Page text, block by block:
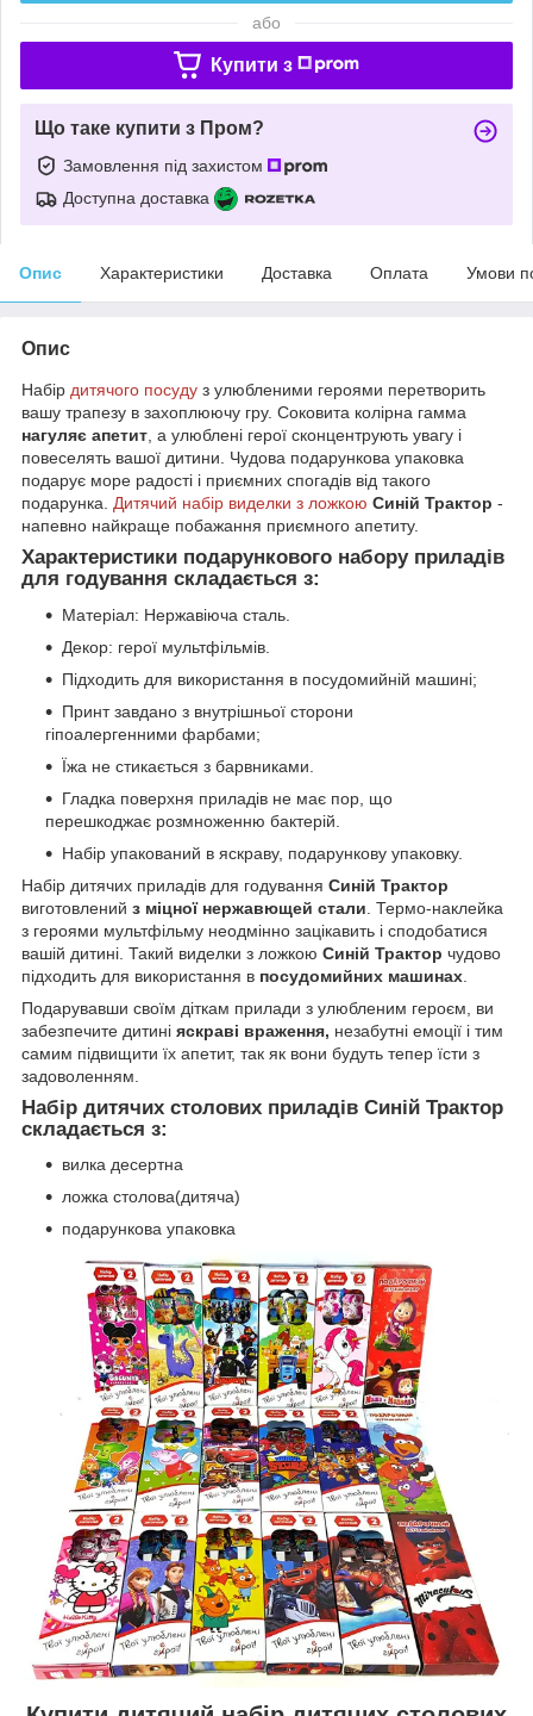
або
Купити з
Що таке купити з Пром?
Замовлення під захистом
Доступна доставка
Опис Характеристики Доставка Оплата Умови
Опис
Набір дитячого посуду з улюбленими героями перетворить
вашу трапезу в захоплюючу гру. Соковита колірна гамма
нагуляє апетит , а улюблені герої сконцентрують увагу і
повеселять вашої дитини. Чудова подарункова упаковка
подарує море радості і приємних спогадів від такого
подарунка. Дитячий набір виделки з ложкою Синій Трактор -
напевно найкраще побажання приємного апетиту.
Характеристики подарункового набору приладів
для годування складається з:
Матеріал: Нержавіюча сталь.
Декор: герої мультфільмів.
Підходить для використання в посудомийній машині;
Принт завдано з внутрішньої сторони
гіпоалергенними фарбами;
Їжа не стикається з барвниками.
Гладка поверхня приладів не має пор, що
перешкоджає розмноженню бактерій.
Набір упакований в яскраву, подарункову упаковку.
Набір дитячих приладів для годування Синій Трактор
виготовлений з міцної нержавющей стали . Термо-наклейка
з героями мультфільму неодмінно зацікавить і сподобатися
вашій дитині. Такий виделки з ложкою Синій Трактор чудово
підходить для використання в посудомийних машинах
Подарувавши своїм діткам прилади з улюбленим героєм, ви
забезпечите дитині яскраві враження, незабутні емоції і тим
самим підвищити їх апетит, так як вони будуть тепер їсти з
задоволенням.
Набір дитячих столових приладів Синій Трактор
складається з:
вилка десертна
ложка столова(дитяча)
подарункова упаковка